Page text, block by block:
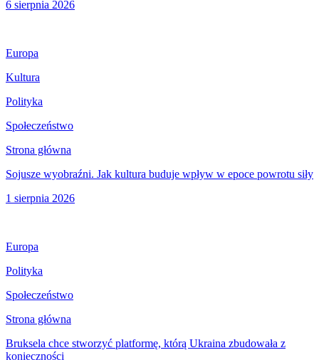
6 sierpnia 2026
Europa
Kultura
Polityka
Społeczeństwo
Strona główna
Sojusze wyobraźni. Jak kultura buduje wpływ w epoce powrotu siły
1 sierpnia 2026
Europa
Polityka
Społeczeństwo
Strona główna
Bruksela chce stworzyć platformę, którą Ukraina zbudowała z
konieczności